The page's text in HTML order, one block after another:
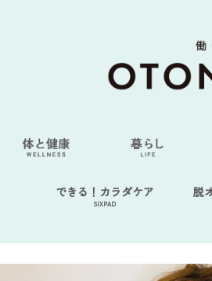
できる！カラダケア
SIXPAD
脱